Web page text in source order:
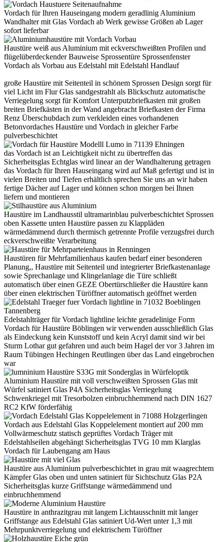
Vordach für Ihren Hauseingang modern geradlinig Aluminium
Wandhalter mit Glas Vordach ab Werk gewisse Größen ab Lager
sofort lieferbar
Haustüre weiß aus Aluminium mit eckverschweißten Profilen und
flügelüberdeckender Bauweise Sprossentüre Sprossenfenster
Vordach als Vorbau aus Edelstahl mit Edelstahl Handlauf
große Haustüre mit Seitenteil in schönem Sprossen Design sorgt für
viel Licht im Flur Glas sandgestrahlt als Blickschutz automatische
Verriegelung sorgt für Komfort Unterputzbriefkasten mit großen
breiten Briefkästen in der Wand angebracht Briefkasten der Firma
Renz Überschubdach zum verkleiden eines vorhandenen
Betonvordaches Haustüre und Vordach in gleicher Farbe
pulverbeschichtet
das Vordach ist an Leichtigkeit nicht zu übertreffen das
Sicherheitsglas Echtglas wird linear an der Wandhalterung getragen
das Vordach für Ihren Hauseingang wird auf Maß gefertigt und ist in
vielen Breiten und Tiefen erhältlich sprechen Sie uns an wir haben
fertige Dächer auf Lager und können schon morgen bei Ihnen
liefern und montieren
Haustüre im Landhausstil ultramarinblau pulverbeschichtet Sprossen
oben Kassette unten Haustüre passen zu Klappläden
wärmedämmend durch thermisch getrennte Profile verzugsfrei durch
eckverschweißte Verarbeitung
Haustüren für Mehrfamilienhaus kaufen bedarf einer besonderen
Planung,, Haustüre mit Seitenteil und integrierter Briefkastenanlage
sowie Sprechanlage und Klingelanlage die Türe schließt
automatisch über einen GEZE Obertürschließer die Haustüre kann
über einen elektrischen Türöffner automatisch geöffnet werden
Edelstahlträger für Vordach lightline leichte geradelinige Form
Vordach für Haustüre Böblingen wir verwenden ausschließlich Glas
als Eindeckung kein Kunststoff und kein Acryl damit sind wir bei
Sturm Lothar gut gefahren und auch beim Hagel der vor 3 Jahren im
Raum Tübingen Hechingen Reutlingen über das Land eingebrochen
war
Aluminium Haustüre mit voll verschweißten Sprossen Glas mit
Würfel satiniert Glas P4A Sicherheitsglas Verriegelung
Schwenkriegel mit Tresorbolzen einbruchhemmend nach DIN 1627
RC2 KfW förderfähig
Vordach aus Edelstahl Glas Koppelelement montiert auf 200 mm
Vollwärmeschutz statisch geprüftes Vordach Träger mit
Edelstahlseilen abgehängt Sicherheitsglas TVG 10 mm Klarglas
Vordach für Laubengang am Haus
Haustüre aus Aluminium pulverbeschichtet in grau mit waagrechtem
Kämpfer Glas oben und unten satiniert für Sichtschutz Glas P2A
Sicherheitsglas kurze Griffstange wärmedämmend und
einbruchhemmend
Haustüre in anthrazitgrau mit langem Lichtausschnitt mit langer
Griffstange aus Edelstahl Glas satiniert Ud-Wert unter 1,3 mit
Mehrpunktverriegelung und elektrischem Türöffner